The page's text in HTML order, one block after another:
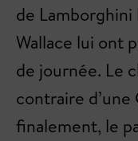
de Lamborghini
Wallace lui ont
de journée. Le
contraire d’une
finalement, le